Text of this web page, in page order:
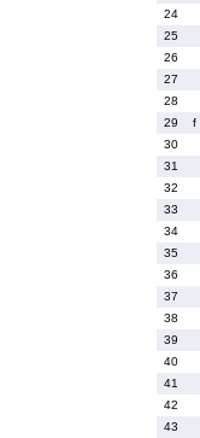
24
25
26
27
28
29
f
30
31
32
33
34
35
36
37
38
39
40
41
42
43